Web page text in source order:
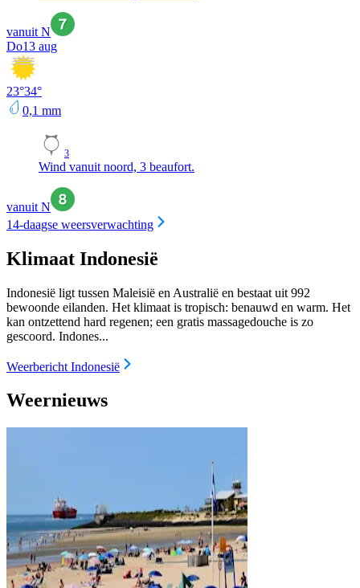
vanuit N
Do13 aug
23°34°
0,1 mm
3
Wind vanuit noord, 3 beaufort.
vanuit N
14-daagse weersverwachting
Klimaat Indonesië
Indonesië ligt tussen Maleisië en Australië en bestaat uit 992
bewoonde eilanden. Het klimaat is tropisch: benauwd en warm. Het
kan ontzettend hard regenen; een gratis massagedouche is zo
gescoord. Indones...
Weerbericht Indonesië
Weernieuws